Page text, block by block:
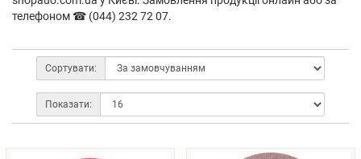
телефоном ☎ (044) 232 72 07.
Сортувати:
Показати: